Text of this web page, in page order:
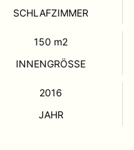
SCHLAFZIMMER
150 m2
INNENGRÖSSE
2016
JAHR